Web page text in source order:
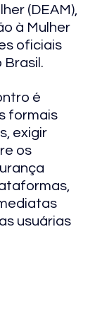
(DEAM),
à Mulher
oficiais
Brasil.
é
formais
exigir
os
usuárias